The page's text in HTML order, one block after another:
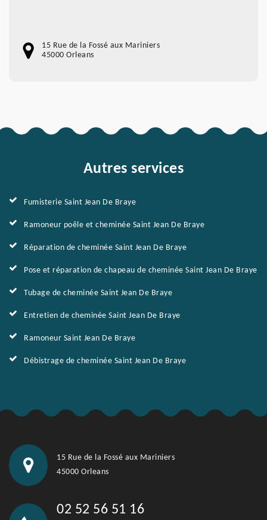
15 Rue de la Fossé aux Mariniers
45000 Orleans
Autres services
Fumisterie Saint Jean De Braye
Ramoneur poêle et cheminée Saint Jean De Braye
Réparation de cheminée Saint Jean De Braye
Pose et réparation de chapeau de cheminée Saint Jean De Braye
Tubage de cheminée Saint Jean De Braye
Entretien de cheminée Saint Jean De Braye
Ramoneur Saint Jean De Braye
Débistrage de cheminée Saint Jean De Braye
15 Rue de la Fossé aux Mariniers
45000 Orleans
02 52 56 51 16